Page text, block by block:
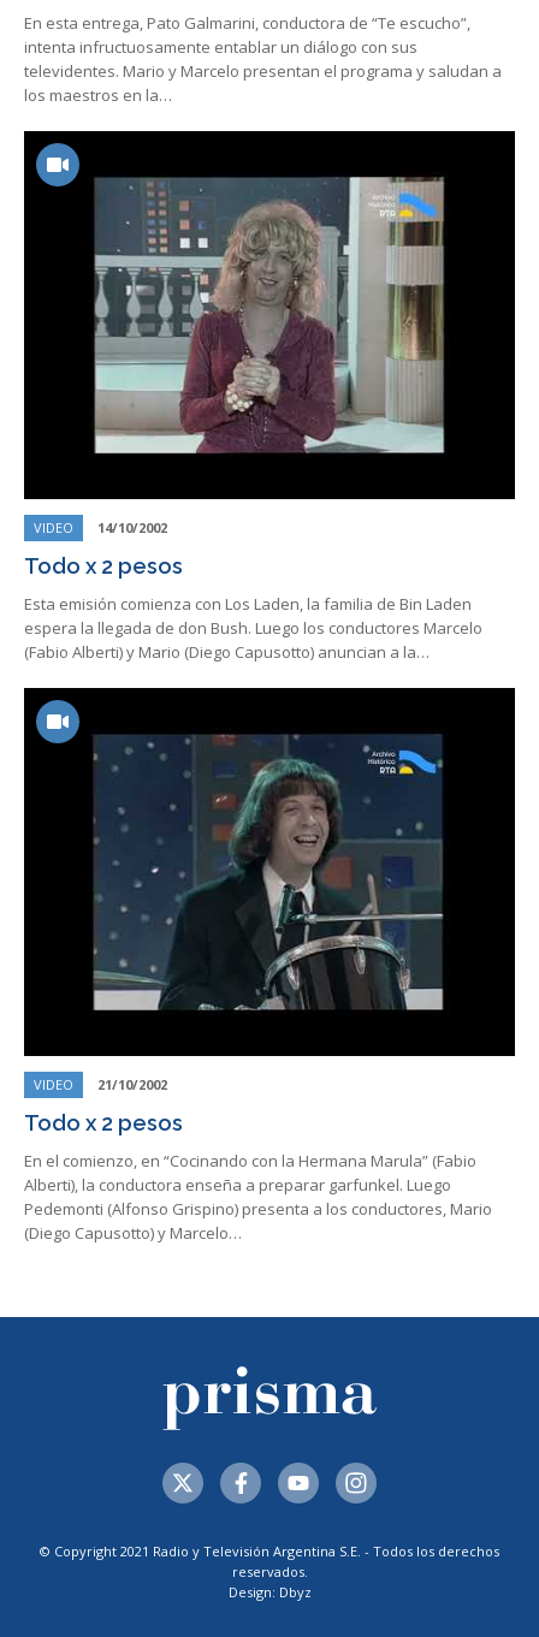
En esta entrega, Pato Galmarini, conductora de “Te escucho”,
intenta infructuosamente entablar un diálogo con sus
televidentes. Mario y Marcelo presentan el programa y saludan a
los maestros en la…
VIDEO 14/10/2002
Todo x 2 pesos
Esta emisión comienza con Los Laden, la familia de Bin Laden
espera la llegada de don Bush. Luego los conductores Marcelo
(Fabio Alberti) y Mario (Diego Capusotto) anuncian a la…
VIDEO 21/10/2002
Todo x 2 pesos
En el comienzo, en “Cocinando con la Hermana Marula” (Fabio
Alberti), la conductora enseña a preparar garfunkel. Luego
Pedemonti (Alfonso Grispino) presenta a los conductores, Mario
(Diego Capusotto) y Marcelo…
© Copyright 2021 Radio y Televisión Argentina S.E. - Todos los derechos
reservados.
Design: Dbyz